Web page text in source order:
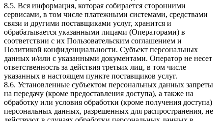
8.5. Вся информация, которая собирается сторонними
сервисами, в том числе платежными системами, средствами
связи и другими поставщиками услуг, хранится и
обрабатывается указанными лицами (Операторами) в
соответствии с их Пользовательским соглашением и
Политикой конфиденциальности. Субъект персональных
данных и/или с указанными документами. Оператор не несет
ответственность за действия третьих лиц, в том числе
указанных в настоящем пункте поставщиков услуг.
8.6. Установленные субъектом персональных данных запреты
на передачу (кроме предоставления доступа), а также на
обработку или условия обработки (кроме получения доступа)
персональных данных, разрешенных для распространения, не